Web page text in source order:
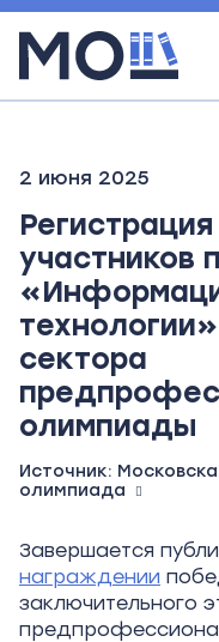
2 июня 2025
участников
сектора
олимпиады
Источник:
олимпиада
Завершается
награждении
заключительного